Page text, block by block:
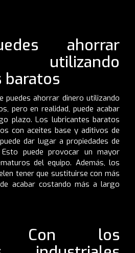
ahorrar
baratos
puedes ahorrar dinero utilizando
pero en realidad, puede acabar
plazo. Los lubricantes baratos
con aceites base y aditivos de
dar lugar a propiedades de
Esto puede provocar un mayor
del equipo. Además, los
tener que sustituirse con más
acabar costando más a largo
Con los